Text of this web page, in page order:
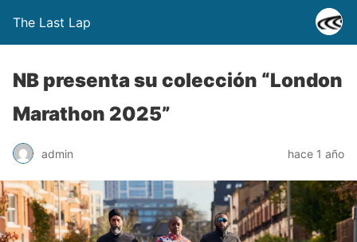
The Last Lap
NB presenta su colección “London
Marathon 2025”
admin hace 1 año